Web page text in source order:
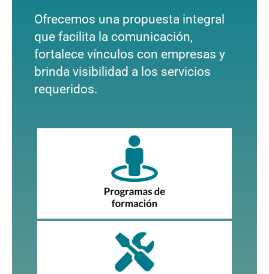
Ofrecemos una propuesta integral
que facilita la comunicación,
fortalece vínculos con empresas y
brinda visibilidad a los servicios
requeridos.